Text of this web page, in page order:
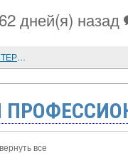
дней(я) назад
КИТАЙ В XXI ВЕКЕ: ГЛОБАЛИЗАЦИЯ ИНТЕРЕСОВ БЕЗОПАСНОСТИ
все